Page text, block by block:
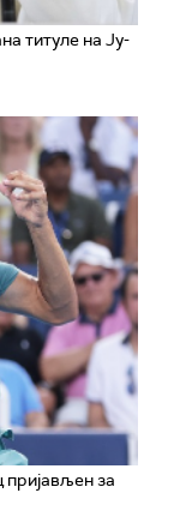
титуле на Ју-
за